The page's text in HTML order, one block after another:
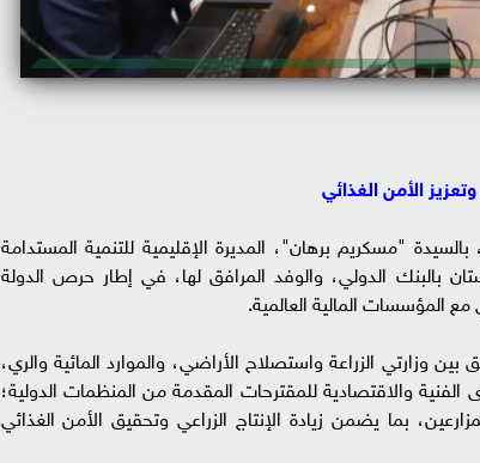
الأمن الغذائي
"مسكريم برهان"، المديرة الإقليمية للتنمية المستدامة
بالبنك الدولي، والوفد المرافق لها، في إطار حرص الدولة
مع المؤسسات المالية العالمية.
وزارتي الزراعة واستصلاح الأراضي، والموارد المائية والري،
والاقتصادية للمقترحات المقدمة من المنظمات الدولية؛
بما يضمن زيادة الإنتاج الزراعي وتحقيق الأمن الغذائي